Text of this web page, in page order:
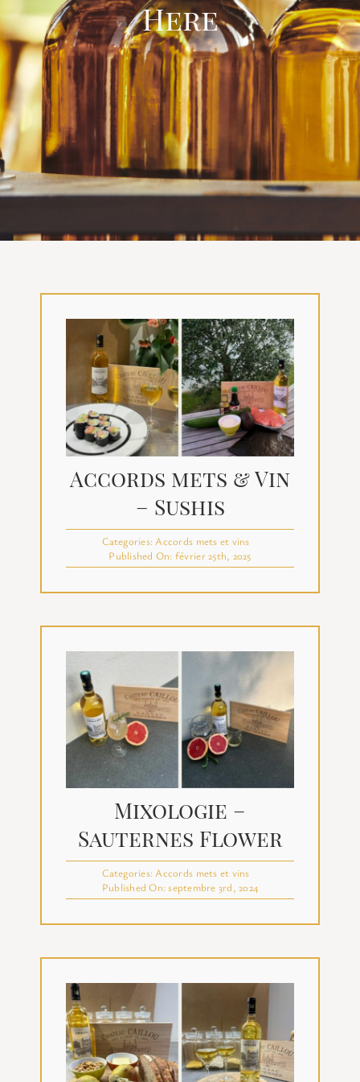
VISITES
OFFRIR UNE EXPERIENCE
BOUTIQUE EN LIGNE
ACTUALITÉS
Here
Accords mets & Vin
– Sushis
Categories: Accords mets et vins
Published On: février 25th, 2025
Mixologie –
Sauternes Flower
Categories:Accords mets et vins
Published On: septembre 3rd, 2024